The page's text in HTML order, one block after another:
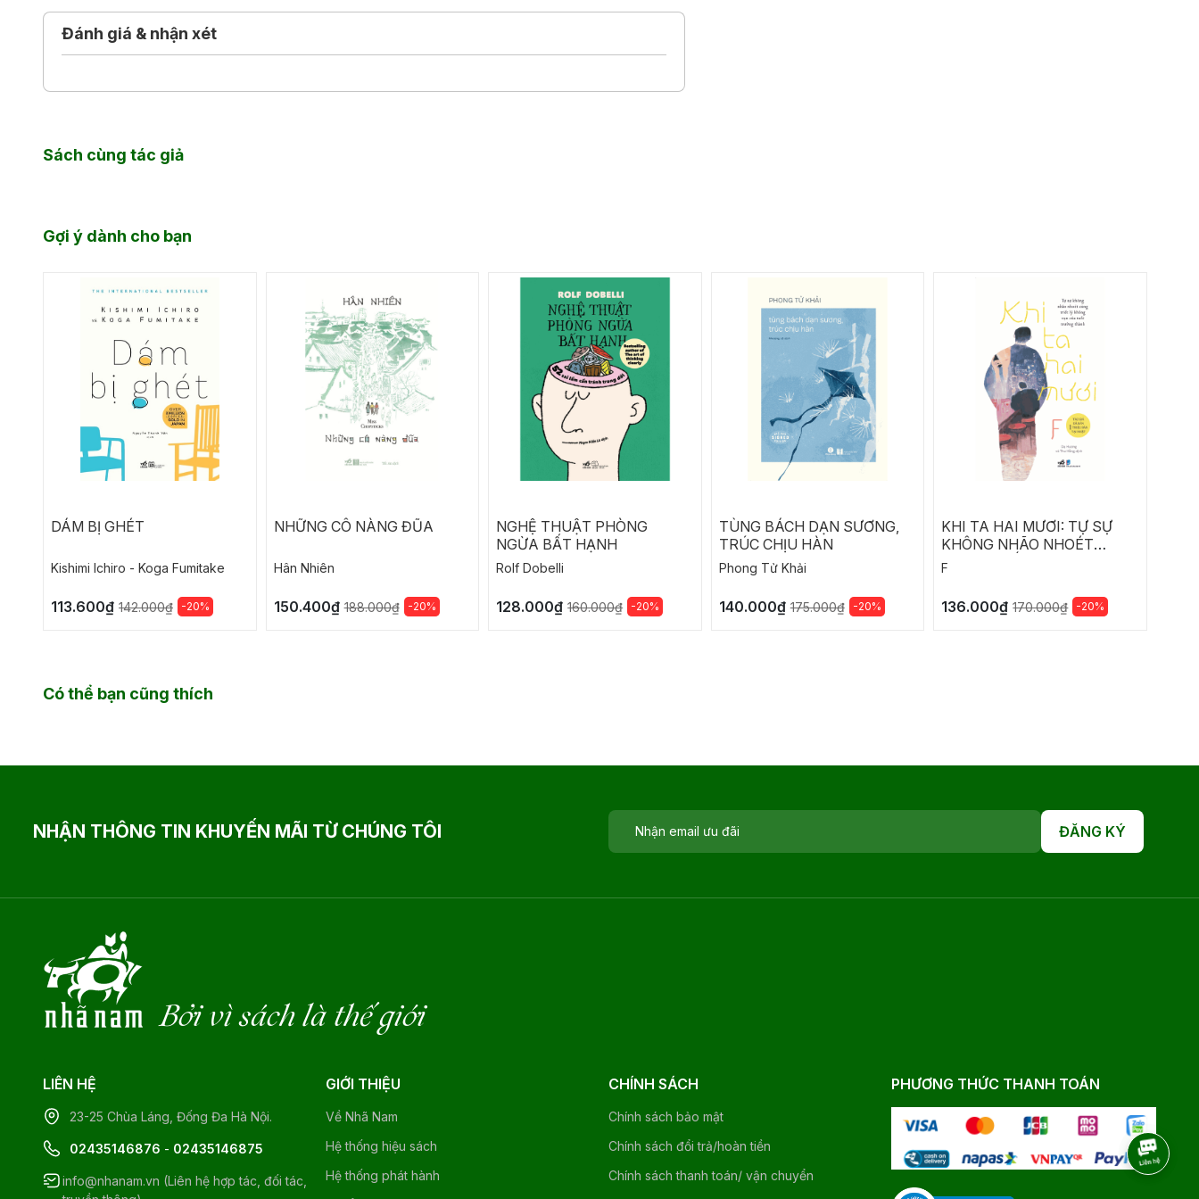
nhạc và dĩ nhiên cả các nhạc sĩ cùng các ca sĩ.
Những câu trả lời dễ hiểu được Pascal Lemaitre minh họa bằng những tranh vẽ ngộ nghĩnh và
Đánh giá & nhận xét
Sách cùng tác giả
Gợi ý dành cho bạn
DÁM BỊ GHÉT
Kishimi lchiro - Koga Fumitake
113.600₫ 142.000₫ -20%
NHỮNG CÔ NÀNG ĐŨA
Hân Nhiên
150.400₫ 188.000₫ -20%
NGHỆ THUẬT PHÒNG
NGỪA BẤT HẠNH
Rolf Dobelli
128.000₫ 160.000₫ -20%
TÙNG BÁCH DẠN SƯƠNG,
TRÚC CHỊU HÀN
Phong Tử Khải
140.000₫ 175.000₫ -20%
KHI TA HAI MƯƠI: TỰ SỰ
KHÔNG NHÃO NHOÉT
CÙNG TRIẾT LÝ KHÔNG
THÀNH
F
136.000₫ 170.000₫ -20%
Có thể bạn cũng thích
NHẬN THÔNG TIN KHUYẾN MÃI TỪ CHÚNG TÔI ĐĂNG KÝ
Bởi vì sách là thế giới
LIÊN HỆ
23-25 Chùa Láng, Đống Đa Hà Nội.
02435146876 - 02435146875
info@nhanam.vn (Liên hệ hợp tác, đối tác,
GIỚI THIỆU
Về Nhã Nam
Hệ thống hiệu sách
Hệ thống phát hành
CHÍNH SÁCH
Chính sách bảo mật
Chính sách đổi trả/hoàn tiền
Chính sách thanh toán/ vận chuyển
PHƯƠNG THỨC THANH TOÁN